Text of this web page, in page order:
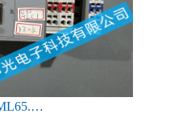
力士乐plc模块维修 CML65.1-3P-500-NA-NNNN-NW常见故障维修